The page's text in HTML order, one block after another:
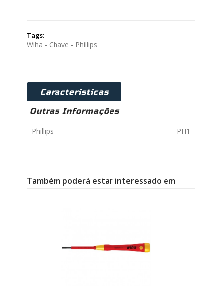
Tags:
Wiha - Chave - Phillips
Caracteristicas
Outras Informações
Phillips PH1
Também poderá estar interessado em